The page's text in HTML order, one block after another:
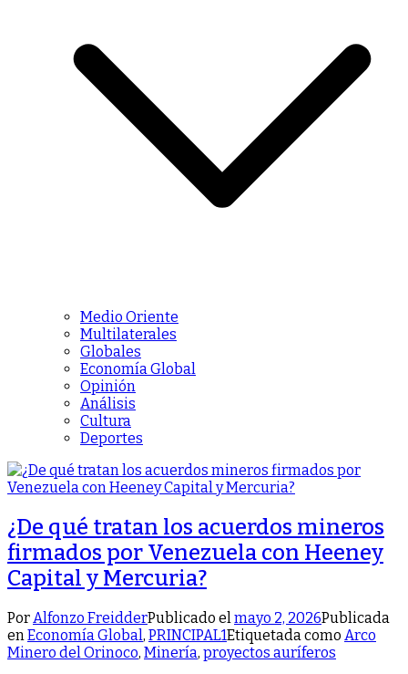
Medio Oriente
Multilaterales
Globales
Economía Global
Opinión
Análisis
Cultura
Deportes
¿De qué tratan los acuerdos mineros
firmados por Venezuela con Heeney
Capital y Mercuria?
PorAlfonzo FreidderPublicado elmayo 2, 2026Publicada
enEconomía Global, PRINCIPAL1Etiquetada como Arco
Minero del Orinoco, Minería, proyectos auríferos